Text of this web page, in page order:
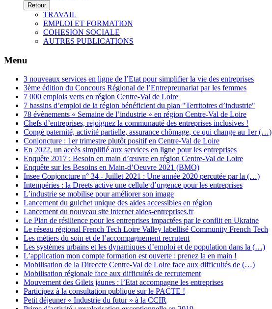
Retour
TRAVAIL
EMPLOI ET FORMATION
COHESION SOCIALE
AUTRES PUBLICATIONS
Menu
3 nouveaux services en ligne de l’Etat pour simplifier la vie des entreprises
3ème édition du Concours Régional de l’Entrepreunariat par les femmes
7 000 emplois verts en région Centre-Val de Loire
7 bassins d’emploi de la région bénéficient du plan "Territoires d’industrie"
78 évènements « Semaine de l’industrie » en région Centre-Val de Loire
Chefs d’entreprises, rejoignez la communauté des entreprises inclusives !
Congé paternité, activité partielle, assurance chômage, ce qui change au 1er (…)
Conjoncture : 1er trimestre plutôt positif en Centre-Val de Loire
En 2022, un accès simplifié aux services en ligne pour les entreprises
Enquête 2017 : Besoin en main d’œuvre en région Centre-Val de Loire
Enquête sur les Besoins en Main-d’Oeuvre 2021 (BMO)
Insee Conjoncture n° 34 - Juillet 2021 : Une année 2020 percutée par la (…)
Intempéries : la Dreets active une cellule d’urgence pour les entreprises
L’industrie se mobilise pour améliorer son image
Lancement du guichet unique des aides accessibles en région
Lancement du nouveau site internet aides-entreprises.fr
Le Plan de résilience pour les entreprises impactées par le conflit en Ukraine
Le réseau régional French Tech Loire Valley labellisé Community French Tech
Les métiers du soin et de l’accompagnement recrutent
Les systèmes urbains et les dynamiques d’emploi et de population dans la (…)
L’application mon compte formation est ouverte : prenez la en main !
Mobilisation de la Direccte Centre-Val de Loire face aux difficultés de (…)
Mobilisation régionale face aux difficultés de recrutement
Mouvement des Gilets jaunes : l’Etat accompagne les entreprises
Participez à la consultation publique sur le PACTE !
Petit déjeuner « Industrie du futur » à la CCIR